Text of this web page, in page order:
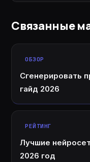
Связанные
ОБЗОР
Сгенерировать
гайд 2026
РЕЙТИНГ
Лучшие
2026 год